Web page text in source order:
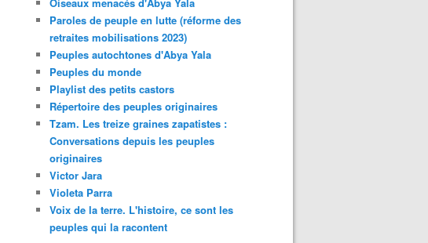
Paroles de peuple en lutte (réforme des
retraites mobilisations 2023)
Peuples autochtones d'Abya Yala
Peuples du monde
Playlist des petits castors
Répertoire des peuples originaires
Tzam. Les treize graines zapatistes :
Conversations depuis les peuples
originaires
Victor Jara
Violeta Parra
Voix de la terre. L'histoire, ce sont les
peuples qui la racontent